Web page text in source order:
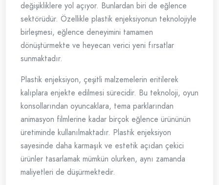
değişikliklere yol açıyor. Bunlardan biri de eğlence
sektörüdür. Özellikle plastik enjeksiyonun teknolojiyle
birleşmesi, eğlence deneyimini tamamen
dönüştürmekte ve heyecan verici yeni fırsatlar
sunmaktadır.
Plastik enjeksiyon, çeşitli malzemelerin eritilerek
kalıplara enjekte edilmesi sürecidir. Bu teknoloji, oyun
konsollarından oyuncaklara, tema parklarından
animasyon filmlerine kadar birçok eğlence ürününün
üretiminde kullanılmaktadır. Plastik enjeksiyon
sayesinde daha karmaşık ve estetik açıdan çekici
ürünler tasarlamak mümkün olurken, aynı zamanda
maliyetleri de düşürmektedir.